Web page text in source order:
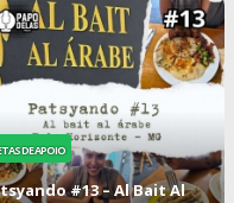
DE APOIO
#13 – Al Bait Al